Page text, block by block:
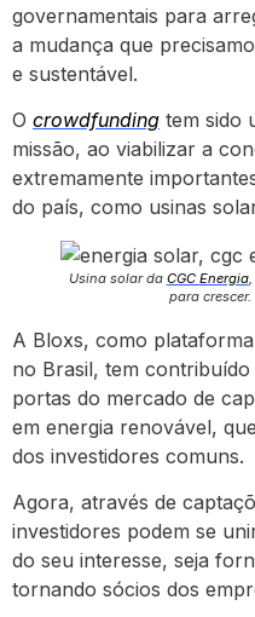
governamentais para
a mudança que
e sustentável.
O crowdfunding tem sido
missão, ao viabilizar a
extremamente
do país, como usinas
Usina solar da CGC Energia,
para
A Bloxs, como
no Brasil, tem
portas do mercado de
em energia renovável,
dos investidores comuns.
Agora, através de
investidores podem se
do seu interesse, seja
tornando sócios dos